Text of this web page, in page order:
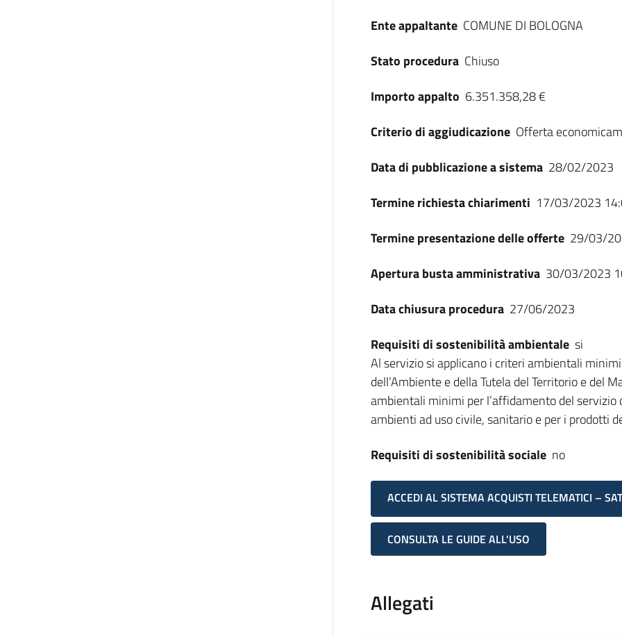
Ente appaltante COMUNE DI BOLOGNA
Stato procedura Chiuso
Importo appalto 6.351.358,28 €
Criterio di aggiudicazione Offerta
Data di pubblicazione a sistema 28/02/2023
Termine richiesta chiarimenti 17/03/2023
Termine presentazione delle offerte 29/03/
Apertura busta amministrativa 30/03/2023
Data chiusura procedura 27/06/2023
Requisiti di sostenibilità ambientale si
Al servizio si applicano i criteri ambientali
dell’Ambiente e della Tutela del Territorio e del
ambientali minimi per l’affidamento del servizio
ambienti ad uso civile, sanitario e per i prodotti
Requisiti di sostenibilità sociale no
ACCEDI AL SISTEMA ACQUISTI TELEMATICI –
CONSULTA LE GUIDE ALL'USO
Allegati